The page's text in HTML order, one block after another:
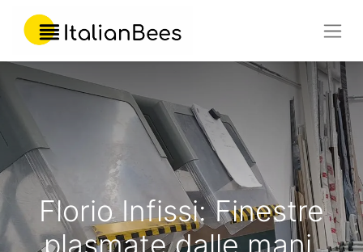
Florio Infissi: Finestre